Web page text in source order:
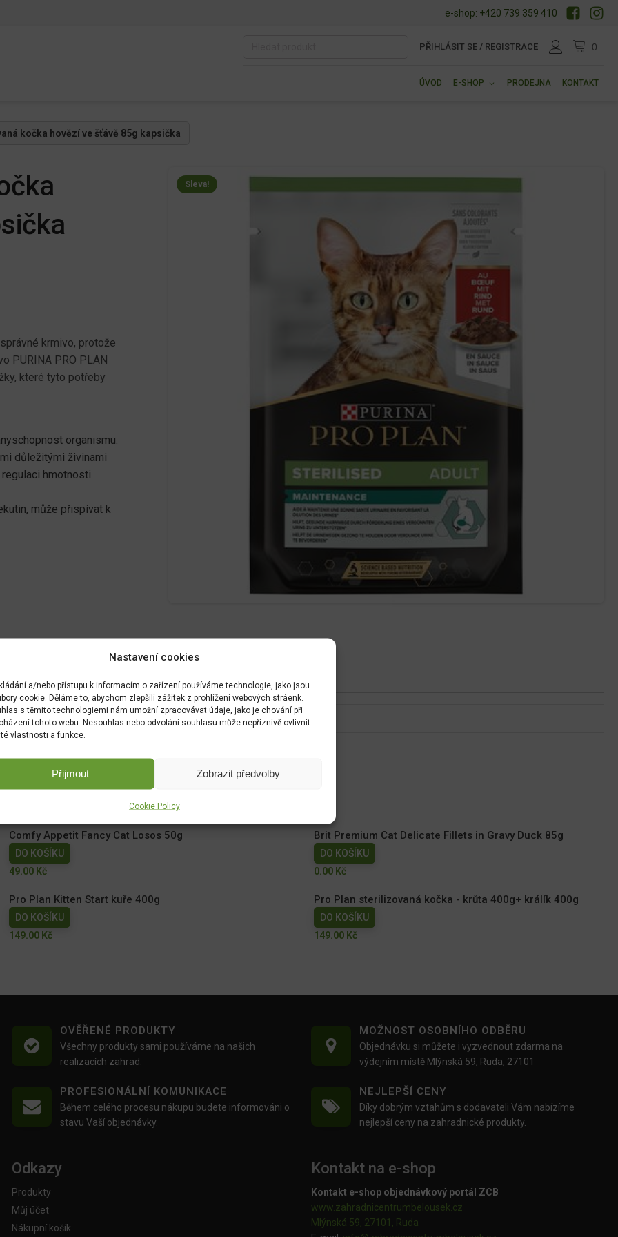
Nastavení cookies
a/nebo přístupu k informacím o zařízení používáme technologie, jako jsou
cookie. Děláme to, abychom zlepšili zážitek z prohlížení webových stráenk.
s těmito technologiemi nám umožní zpracovávat údaje, jako je chování při
tohoto webu. Nesouhlas nebo odvolání souhlasu může nepříznivě ovlivnit
vlastnosti a funkce.
Přijmout Zobrazit předvolby
Cookie Policy
e-shop: +420 739 359 410
PŘIHLÁSIT SE / REGISTRACE
ÚVOD E-SHOP PRODEJNA KONTAKT
kočka hovězí ve šťávě 85g kapsička
krmivo, protože
PURINA PRO PLAN
které tyto potřeby
organismu.
důležitými živinami
hmotnosti
může přispívat k
Sleva!
Comfy Appetit Fancy Cat Losos 50g
DO KOŠÍKU
49.00 Kč
Brit Premium Cat Delicate Fillets in Gravy Duck 85g
DO KOŠÍKU
0.00 Kč
Pro Plan Kitten Start kuře 400g
DO KOŠÍKU
149.00 Kč
Pro Plan sterilizovaná kočka - krůta 400g+ králík 400g
DO KOŠÍKU
149.00 Kč
OVĚŘENÉ PRODUKTY
Všechny produkty sami používáme na našich
realizacích zahrad.
MOŽNOST OSOBNÍHO ODBĚRU
Objednávku si můžete i vyzvednout zdarma na
výdejním místě Mlýnská 59, Ruda, 27101
PROFESIONÁLNÍ KOMUNIKACE
Během celého procesu nákupu budete informováni o
stavu Vaší objednávky.
NEJLEPŠÍ CENY
Díky dobrým vztahům s dodavateli Vám nabízíme
nejlepší ceny na zahradnické produkty.
Odkazy
Produkty
Můj účet
Nákupní košík
Kontakt na e-shop
Kontakt e-shop objednávkový portál ZCB
www.zahradnicentrumbelousek.cz
Mlýnská 59, 27101, Ruda